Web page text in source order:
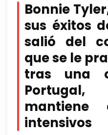
Bonnie
sus éxitos
salió del
que se le
tras una
mantiene
intensivos